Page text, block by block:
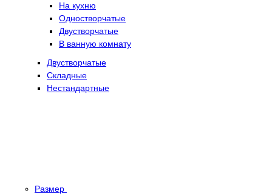
На кухню
Одностворчатые
Двустворчатые
В ванную комнату
Двустворчатые
Складные
Нестандартные
Размер